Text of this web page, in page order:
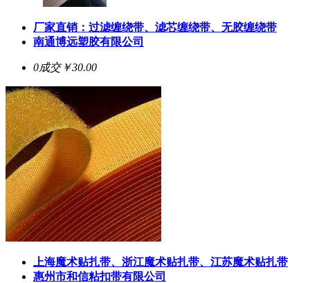
厂家直销：过滤缠绕带、滤芯缠绕带、无胶缠绕带
南通博远塑胶有限公司
0成交￥30.00
上海魔术贴扎带、浙江魔术贴扎带、江苏魔术贴扎带
惠州市和信粘扣带有限公司